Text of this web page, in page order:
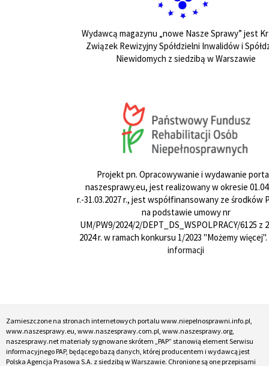
Wydawcą magazynu „nowe Nasze Sprawy” jest
Związek Rewizyjny Spółdzielni Inwalidów i
Niewidomych z siedzibą w Warszawie
Projekt pn. Opracowywanie i wydawanie
naszesprawy.eu, jest realizowany w okresie
r.-31.03.2027 r., jest współfinansowany ze środków
na podstawie umowy nr
UM/PW9/2024/2/DEPT_DS_WSPOLPRACY/6125 z
2024 r. w ramach konkursu 1/2023 "Możemy więcej".
informacji
Zamieszczone na stronach internetowych portalu www.niepelnosprawni.info.pl,
www.naszesprawy.eu, www.naszesprawy.com.pl, www.naszesprawy.org,
naszesprawy.net materiały sygnowane skrótem „PAP” stanowią element Serwisu
informacyjnego PAP, będącego bazą danych, której producentem i wydawcą jest
Polska Agencja Prasowa S.A. z siedzibą w Warszawie. Chronione są one przepisami